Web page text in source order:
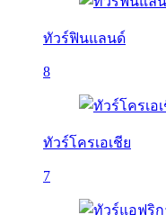
ทัวร์ฟินแลนด์
8
ทัวร์โครเอเชีย
7